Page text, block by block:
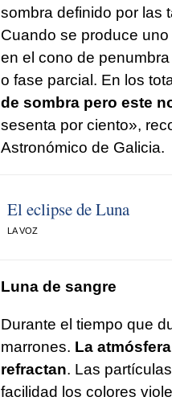
sombra definido por las
Cuando se produce
en el cono de
o fase parcial. En los
de sombra pero este
sesenta por ciento»,
Astronómico de Galicia.
El eclipse de Luna
LA VOZ
Luna de sangre
Durante el tiempo que
marrones. La
refractan. Las
facilidad los colores